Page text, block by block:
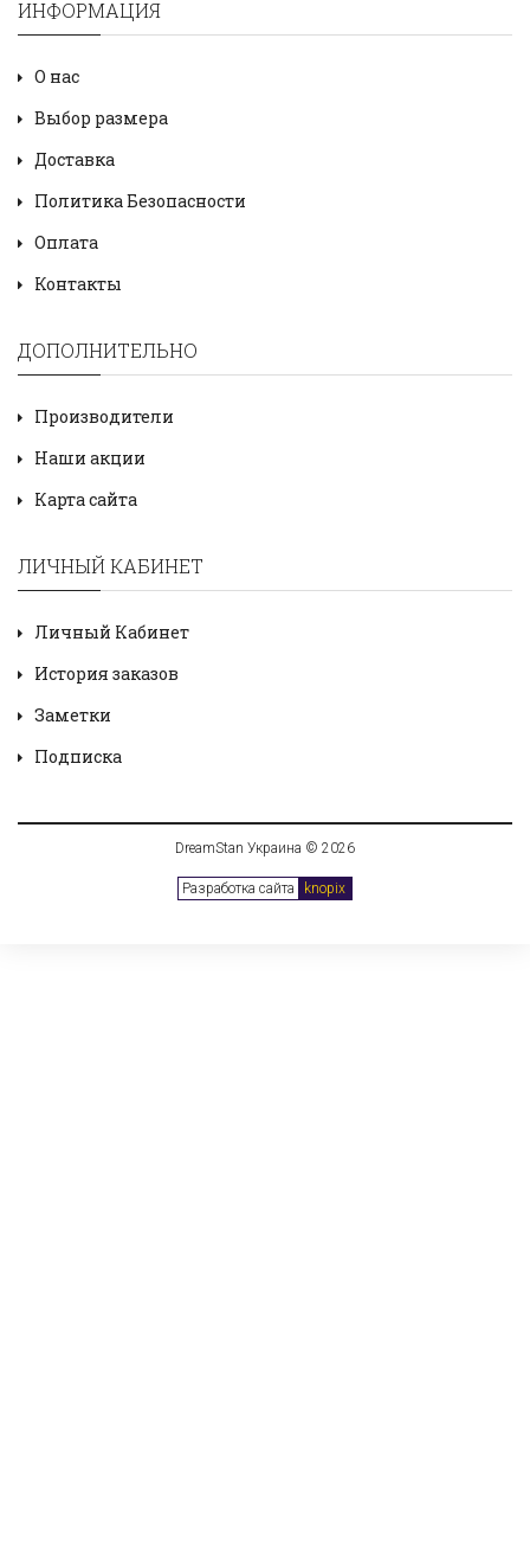
ИНФОРМАЦИЯ
О нас
Выбор размера
Доставка
Политика Безопасности
Оплата
Контакты
ДОПОЛНИТЕЛЬНО
Производители
Наши акции
Карта сайта
ЛИЧНЫЙ КАБИНЕТ
Личный Кабинет
История заказов
Заметки
Подписка
DreamStan Украина © 2026
Разработка сайта knopix